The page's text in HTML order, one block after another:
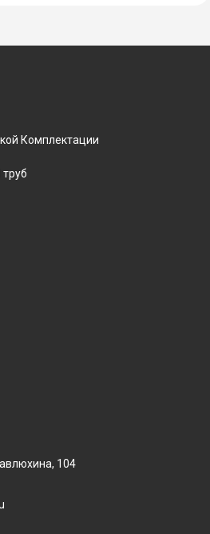
Комплектации
104